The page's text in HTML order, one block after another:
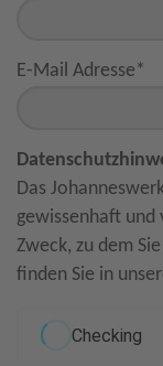
E-Mail Adresse*
Das
gewissenhaft und
Zweck, zu dem
finden Sie in